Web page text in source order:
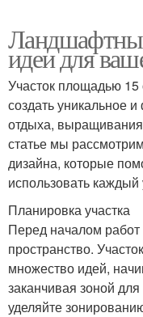
идеи для
Участок площадью 15
создать уникальное
отдыха, выращивания
статье мы
дизайна, которые
использовать каждый
Планировка участка
Перед началом
пространство.
множество идей,
заканчивая зоной
уделяйте